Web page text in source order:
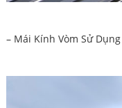
– Mái Kính Vòm Sử